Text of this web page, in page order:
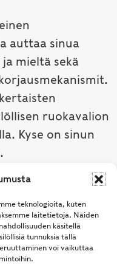
teknologioita, kuten
laitetietoja. Näiden
käsitellä
tunnuksia tällä
voi vaikuttaa
auttaa sinua
mieltä sekä
ruokavalion
Kyse on sinun